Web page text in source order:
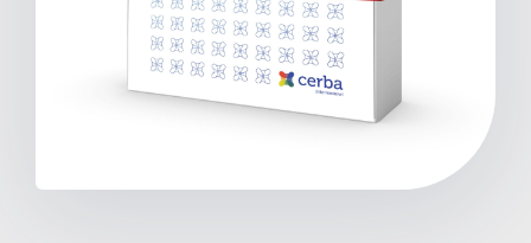
Prevenció